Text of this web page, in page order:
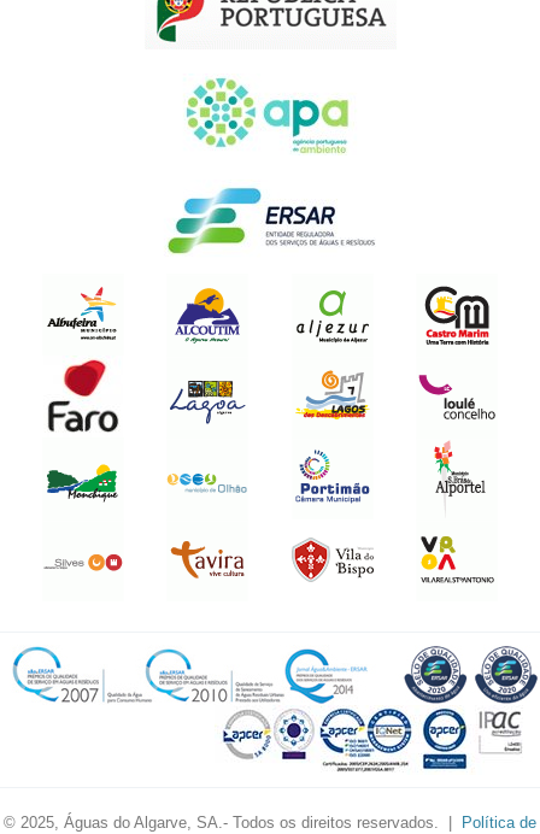
© 2025, Águas do Algarve, SA.- Todos os direitos reservados. |
Política de